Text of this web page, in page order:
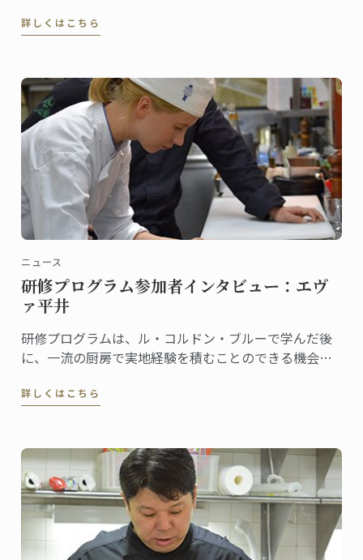
詳しくはこちら
ニュース
研修プログラム参加者インタビュー：エヴ
ァ平井
研修プログラムは、ル・コルドン・ブルーで学んだ後
に、一流の厨房で実地経験を積むことのできる機会で
詳しくはこちら